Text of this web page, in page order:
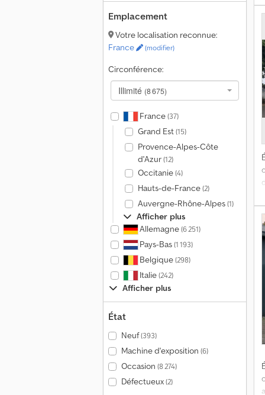
Emplacement
Votre localisation reconnue:
France
(modifier)
Circonférence:
Illimité (8 675)
France(37)
Grand Est(15)
Provence-Alpes-Côte
d'Azur(12)
Occitanie(4)
Hauts-de-France(2)
Auvergne-Rhône-Alpes(1)
Afficher plus
Allemagne(6 251)
Pays-Bas(1 193)
Belgique(298)
Italie(242)
Afficher plus
État
Neuf(393)
Machine d'exposition (6)
Occasion (8 274)
Défectueux(2)